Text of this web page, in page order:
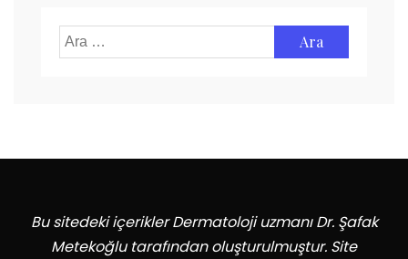
Arama:
Bu sitedeki içerikler Dermatoloji uzmanı Dr. Şafak
Metekoğlu tarafından oluşturulmuştur. Site